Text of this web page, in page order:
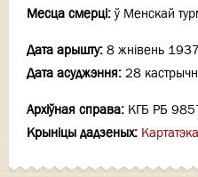
Месца смерці: ў Менскай
Дата арышту: 8 жнiвень 1937
Дата асуджэння: 28
Архіўная справа: КГБ РБ
Крыніцы дадзеных: